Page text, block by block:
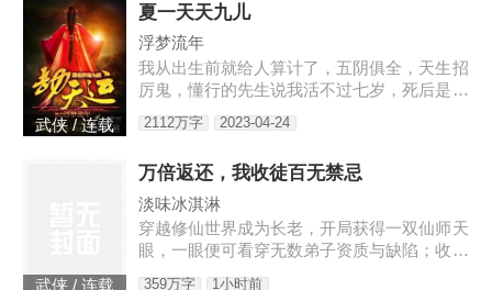
不该沉迷于主子的宠爱。可这位主子，替她撑
腰，在她面前屈尊降贵，还给了她独一无二的
偏宠。林霜儿泥足深陷，心里眼里都只容得下
他。可是后来，主子带回一个姑娘，那姑娘
武侠 / 连载
夏一天天九儿
浮梦流年
我从出生前就给人算计了，五阴俱全，天生招
厉鬼，懂行的先生说我活不过七岁，死后是要
给人养成血衣小鬼害人的。外婆为了救我，给
我娶了童养媳，让我过起了安生日子，虽然后
2112万字 2023-04-24
武侠 / 连载
万倍返还，我收徒百无禁忌
淡味冰淇淋
穿越修仙世界成为长老，开局获得一双仙师天
眼，一眼便可看穿无数弟子资质与缺陷；收徒
359万字 1小时前